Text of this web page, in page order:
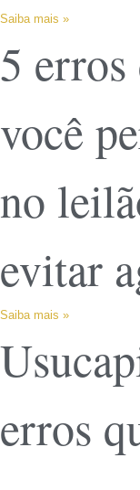
Saiba mais »
5
você
no
evitar
Saiba mais »
erros